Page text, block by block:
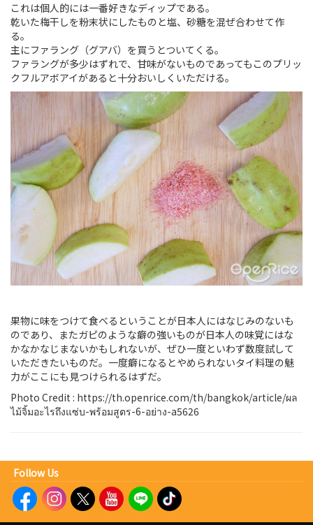
これは個人的には一番好きなディップである。
乾いた梅干しを粉末状にしたものと塩、砂糖を混ぜ合わせて作
る。
主にファラング（グアバ）を買うとついてくる。
ファラングが多少はずれで、甘味がないものであってもこのプリッ
クフルアボアイがあると十分おいしくいただける。
果物に味をつけて食べるということが日本人にはなじみのないも
のであり、またガピのような癖の強いものが日本人の味覚にはな
かなかなじまないかもしれないが、ぜひ一度といわず数度試して
いただきたいものだ。一度癖になるとやめられないタイ料理の魅
力がここにも見つけられるはずだ。
Photo Credit : https://th.openrice.com/th/bangkok/article/ผล
ไม้จิ้มอะไรถึงแซ่บ-พร้อมสูตร-6-อย่าง-a5626
Follow Us